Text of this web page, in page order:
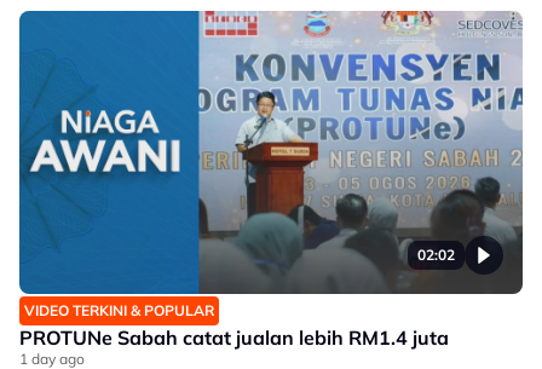
02:02
VIDEO TERKINI & POPULAR
PROTUNe Sabah catat jualan lebih RM1.4 juta
1 day ago